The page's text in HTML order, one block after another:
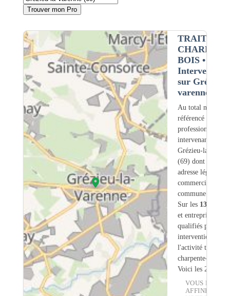
Trouver mon Pro
BOIS•
Intervention
sur Grézieu-
varenne (69)
Au total nous
référencé
professionnels
intervenant sur
Grézieu-la-
(69) dont
adresse légale ou
commerciale
commune.
Sur les 1320
et entreprises
qualifiés pour une
intervention sur
l'activité
charpente-bois.
Voici les 20
VOUS
AFFINER